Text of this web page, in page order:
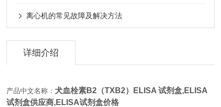
离心机的常见故障及解决方法
详细介绍
产品中文名称： 犬血栓素B2（TXB2）ELISA 试剂盒,ELISA
试剂盒供应商,ELISA试剂盒价格